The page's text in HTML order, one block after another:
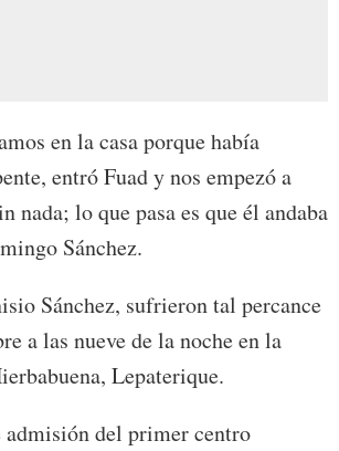
en la casa porque había
entró Fuad y nos empezó a
nada; lo que pasa es que él andaba
Sánchez.
Sánchez, sufrieron tal percance
a las nueve de la noche en la
Lepaterique.
admisión del primer centro